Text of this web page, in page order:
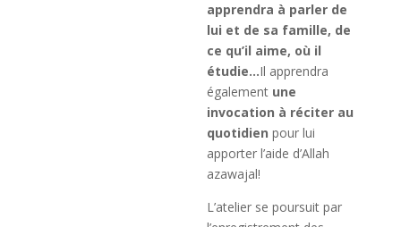
apprendra à parler de
lui et de sa famille, de
ce qu’il aime, où il
étudie…Il apprendra
également une
invocation à réciter au
quotidienpour lui
apporter l’aide d’Allah
azawajal!
L’atelier se poursuit par